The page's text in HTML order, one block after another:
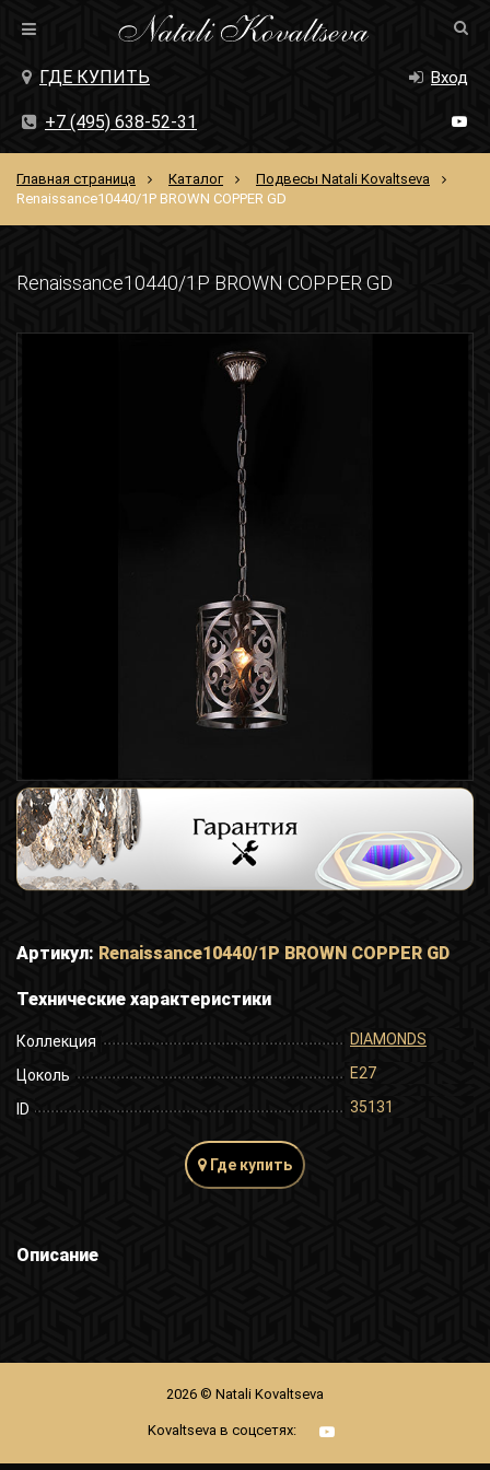
+7 (495) 638-52-31
ГДЕ КУПИТЬ Вход
Главная страница Каталог
Подвесы Natali Kovaltseva
Renaissance10440/1P BROWN COPPER GD
Renaissance10440/1P BROWN COPPER GD
Артикул: Renaissance10440/1P BROWN COPPER GD
Технические характеристики
Коллекция DIAMONDS
Цоколь E27
ID 35131
Где купить
Описание
2026 © Natali Kovaltseva
Kovaltseva в соцсетях: